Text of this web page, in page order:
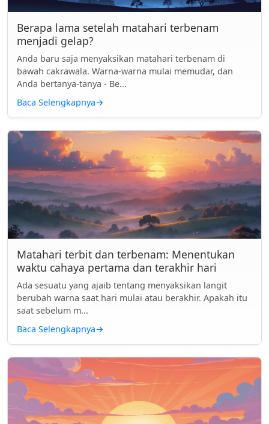
Berapa lama setelah matahari terbenam
menjadi gelap?
Anda baru saja menyaksikan matahari terbenam di
bawah cakrawala. Warna-warna mulai memudar, dan
Anda bertanya-tanya - Be...
Baca Selengkapnya→
Matahari terbit dan terbenam: Menentukan
waktu cahaya pertama dan terakhir hari
Ada sesuatu yang ajaib tentang menyaksikan langit
berubah warna saat hari mulai atau berakhir. Apakah itu
saat sebelum m...
Baca Selengkapnya→